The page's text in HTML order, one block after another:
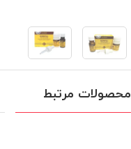
محصولات مرتبط